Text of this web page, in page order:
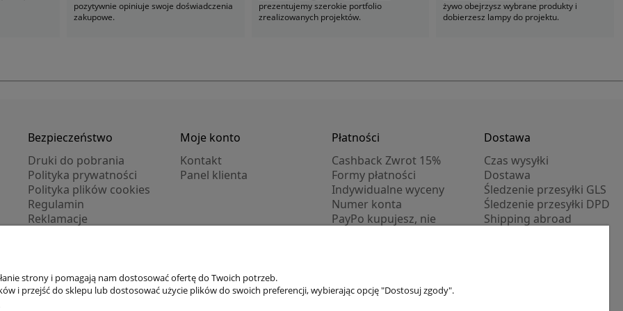
pozytywnie opiniuje swoje doświadczenia
zakupowe.
prezentujemy szerokie portfolio
zrealizowanych projektów.
żywo obejrzysz wybrane produkty i
dobierzesz lampy do projektu.
Bezpieczeństwo
Druki do pobrania
Polityka prywatności
Polityka plików cookies
Regulamin
Reklamacje
Moje konto
Kontakt
Panel klienta
Płatności
Cashback Zwrot 15%
Formy płatności
Indywidualne wyceny
Numer konta
PayPo kupujesz, nie
Dostawa
Czas wysyłki
Dostawa
Śledzenie przesyłki GLS
Śledzenie przesyłki DPD
Shipping abroad
Zarejestruj się/Zaloguj się
strony i pomagają nam dostosować ofertę do Twoich potrzeb.
i przejść do sklepu lub dostosować użycie plików do swoich preferencji, wybierając opcję "Dostosuj zgody".